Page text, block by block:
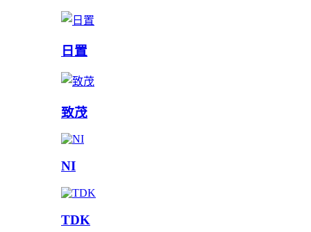
日置
致茂
NI
TDK